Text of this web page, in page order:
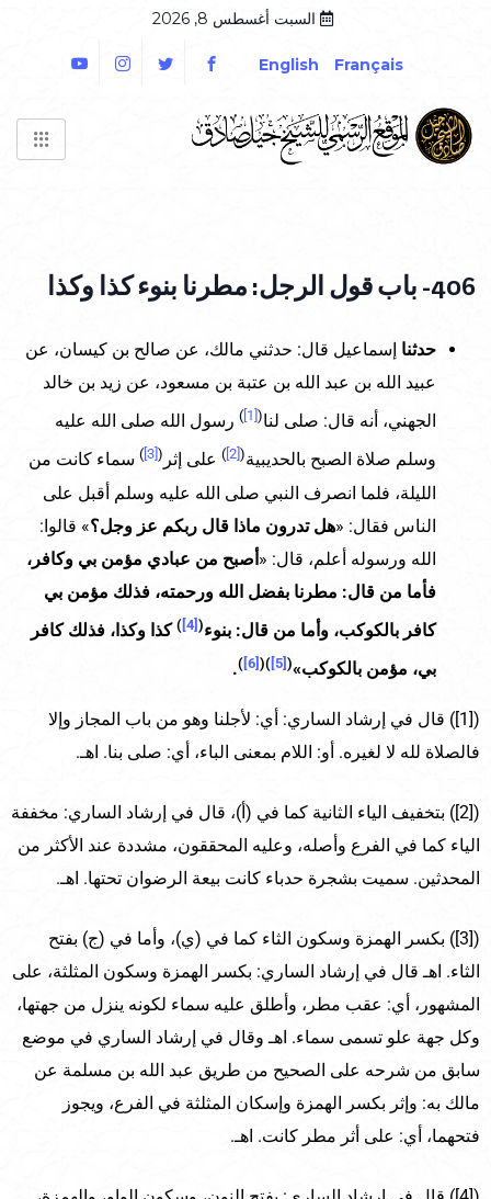
السبت أغسطس 8, 2026
Français
English
حدثنا إسماعيل قال: حدثني مالك، عن صالح بن كيسان، عن
عبيد الله بن عبد الله بن عتبة بن مسعود، عن زيد بن خالد
الجهني، أنه قال: صلى لنا(
) رسول الله صلى الله عليه
وسلم صلاة الصبح بالحديبية(
) على إثر (
) سماء كانت من
الليلة، فلما انصرف النبي صلى الله عليه وسلم أقبل على
الناس فقال: «هل تدرون ماذا قال ربكم عز وجل؟» قالوا:
الله ورسوله أعلم، قال: «أصبح من عبادي مؤمن بي وكافر،
فأما من قال: مطرنا بفضل الله ورحمته، فذلك مؤمن بي
كافر بالكوكب، وأما من قال: بنوء(
[4]
) كذا وكذا، فذلك كافر
بي، مؤمن بالكوكب»(
[5]
)(
[6]
)
.
([1]) قال في إرشاد الساري: أي: لأجلنا وهو من باب المجاز وإلا
فالصلاة لله لا لغيره. أو: اللام بمعنى الباء، أي: صلى بنا. اهـ.
([2]) بتخفيف الياء الثانية كما في (أ)، قال في إرشاد الساري: مخففة
الياء كما في الفرع وأصله، وعليه المحققون، مشددة عند الأكثر من
المحدثين. سميت بشجرة حدباء كانت بيعة الرضوان تحتها. اهـ.
([3]) بكسر الهمزة وسكون الثاء كما في (ي)، وأما في (ج) بفتح
الثاء. اهـ قال في إرشاد الساري: بكسر الهمزة وسكون المثلثة، على
المشهور، أي: عقب مطر، وأطلق عليه سماء لكونه ينزل من جهتها،
وكل جهة علو تسمى سماء. اهـ وقال في إرشاد الساري في موضع
سابق من شرحه على الصحيح من طريق عبد الله بن مسلمة عن
مالك به: وإثر بكسر الهمزة وإسكان المثلثة في الفرع، ويجوز
فتحهما، أي: على أثر مطر كانت. اهـ.